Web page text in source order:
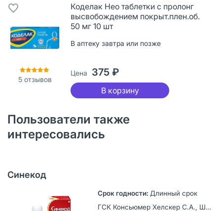
5 отзывов
Коделак Нео таблетки с пролонг
высвобождением покрыт.плен.об.
50 мг 10 шт
В аптеку завтра или позже
Цена 375 ₽
В корзину
Пользователи также
интересовались
Синекод
Длинный срок
ГСК Консьюмер Хелскер С.А., Швейцария